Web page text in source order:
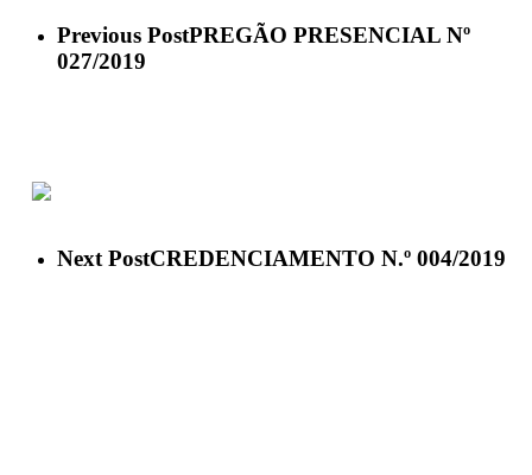
Previous PostPREGÃO PRESENCIAL Nº
027/2019
Next PostCREDENCIAMENTO N.º 004/2019